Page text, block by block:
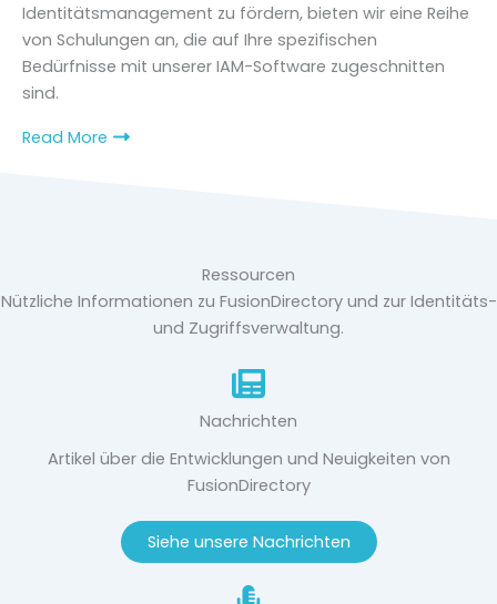
Identitätsmanagement zu fördern, bieten wir eine Reihe
von Schulungen an, die auf Ihre spezifischen
Bedürfnisse mit unserer IAM-Software zugeschnitten
sind.
Read More
Ressourcen
Nützliche Informationen zu FusionDirectory und zur Identitäts-
und Zugriffsverwaltung.
Nachrichten
Artikel über die Entwicklungen und Neuigkeiten von
FusionDirectory
Siehe unsere Nachrichten